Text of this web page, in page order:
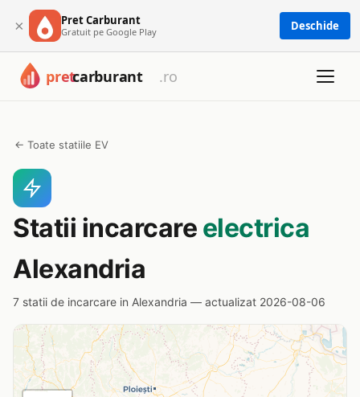
× Pret Carburant
Gratuit pe Google Play Deschide
← Toate statiile EV
Statii incarcare electrica
Alexandria
7 statii de incarcare in Alexandria — actualizat 2026-08-06